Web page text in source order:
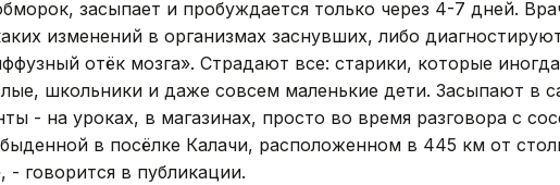
засыпает и пробуждается только через 4-7 дней.
изменений в организмах заснувших, либо
отёк мозга». Страдают все: старики, которые
школьники и даже совсем маленькие дети. Засыпают в
- на уроках, в магазинах, просто во время разговора с
в посёлке Калачи, расположенном в 445 км от
- говорится в публикации.